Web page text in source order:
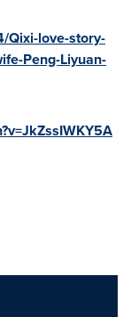
Qixi-love-story-
Peng-Liyuan-